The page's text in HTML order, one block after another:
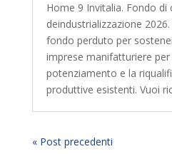
Home 9 Invitalia. Fondo di
deindustrializzazione
fondo perduto per
imprese manifatturiere per
potenziamento e la
produttive esistenti. Vuoi
« Post precedenti